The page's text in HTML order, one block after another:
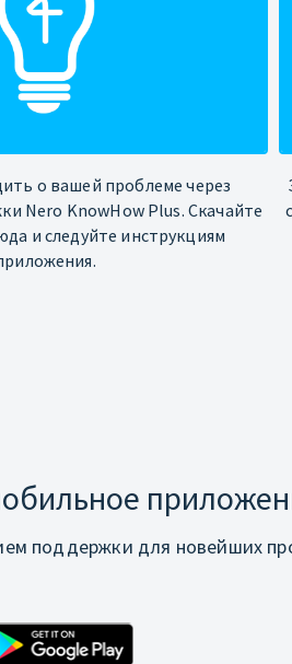
о вашей проблеме через
Nero KnowHow Plus. Скачайте
и следуйте инструкциям
поддержки для новейших